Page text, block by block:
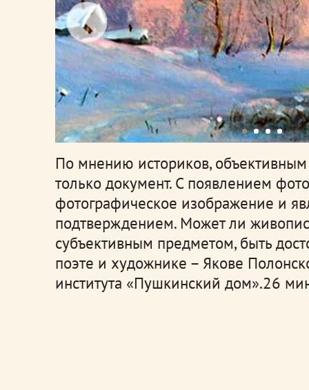
По мнению историков, объективным
только документ. С появлением
фотографическое изображение и
подтверждением. Может ли
субъективным предметом, быть
поэте и художнике – Якове
института «Пушкинский дом».26